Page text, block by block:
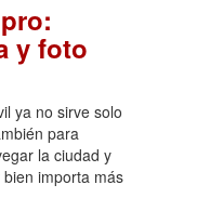
y foto
ya no sirve solo
para
la ciudad y
importa más